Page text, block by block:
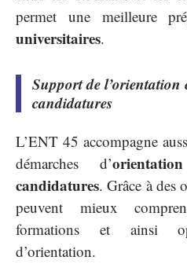
permet une meilleure
universitaires.
Support de l’orientation
candidatures
L’ENT 45 accompagne
démarches d’orientation
candidatures. Grâce à des
peuvent mieux
formations et ainsi
d’orientation.